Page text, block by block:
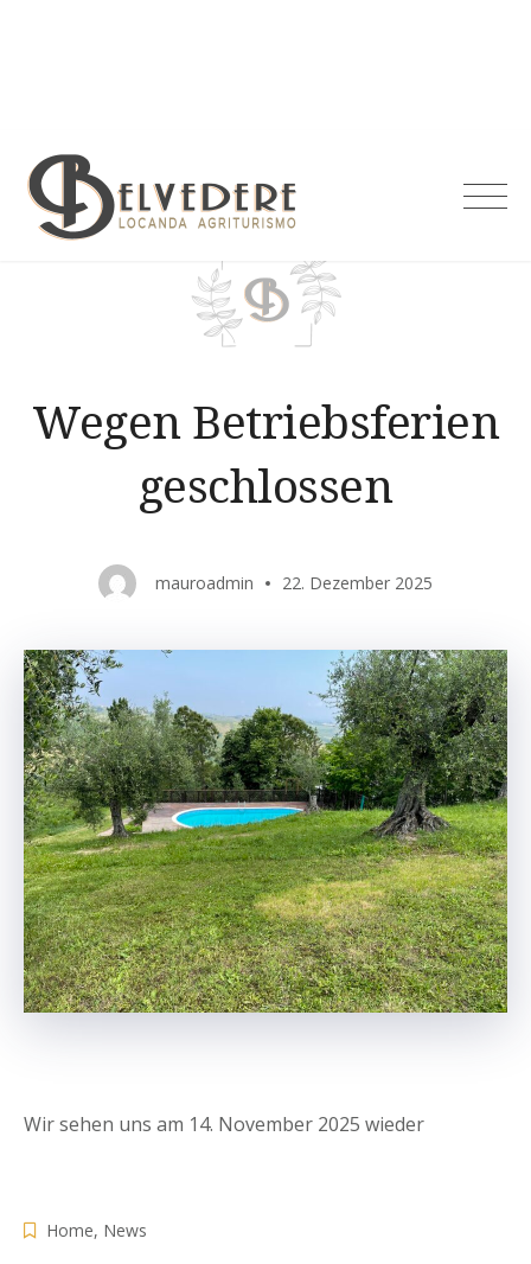
Wegen Betriebsferien
geschlossen
mauroadmin 22. Dezember 2025
Wir sehen uns am 14. November 2025 wieder
Home, News